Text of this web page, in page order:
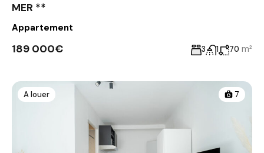
MER **
Appartement
189 000€ 3 1 70 m²
A louer 7